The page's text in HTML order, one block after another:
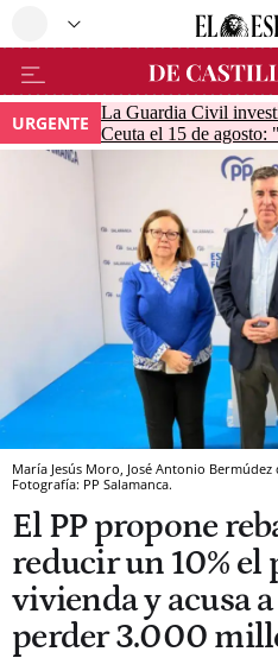
URGENTE
La Guardia Civil
Ceuta el 15 de agosto:
María Jesús Moro, José Antonio
Fotografía: PP Salamanca.
El PP propone
reducir un 10% el
vivienda y acusa
perder 3.000